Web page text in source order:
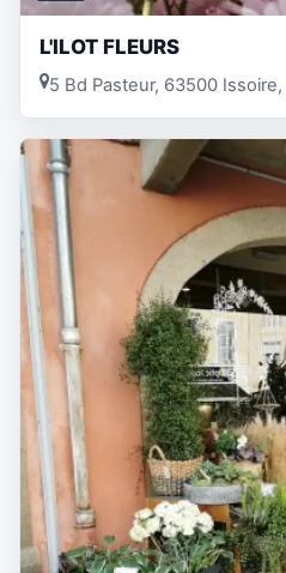
L'ILOT FLEURS
5 Bd Pasteur, 63500